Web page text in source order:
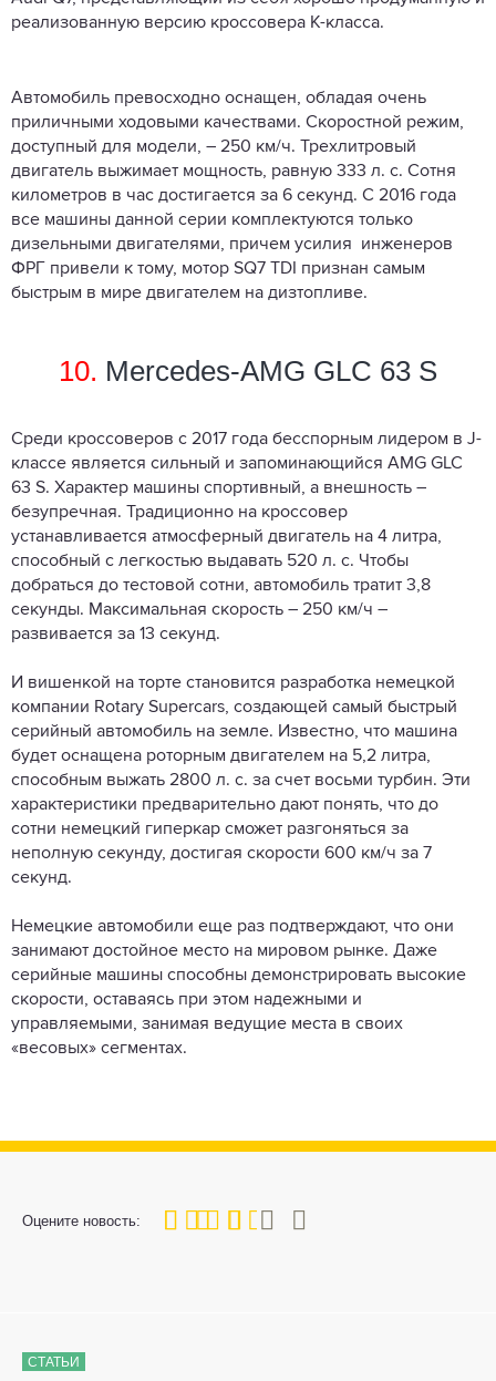
реализованную версию кроссовера К-класса.
Автомобиль превосходно оснащен, обладая очень
приличными ходовыми качествами. Скоростной режим,
доступный для модели, – 250 км/ч. Трехлитровый
двигатель выжимает мощность, равную 333 л. с. Сотня
километров в час достигается за 6 секунд. С 2016 года
все машины данной серии комплектуются только
дизельными двигателями, причем усилия инженеров
ФРГ привели к тому, мотор SQ7 TDI признан самым
быстрым в мире двигателем на дизтопливе.
10. Mercedes-AMG GLC 63 S
Среди кроссоверов с 2017 года бесспорным лидером в J-
классе является сильный и запоминающийся AMG GLC
63 S. Характер машины спортивный, а внешность –
безупречная. Традиционно на кроссовер
устанавливается атмосферный двигатель на 4 литра,
способный с легкостью выдавать 520 л. с. Чтобы
добраться до тестовой сотни, автомобиль тратит 3,8
секунды. Максимальная скорость – 250 км/ч –
развивается за 13 секунд.
И вишенкой на торте становится разработка немецкой
компании Rotary Supercars, создающей самый быстрый
серийный автомобиль на земле. Известно, что машина
будет оснащена роторным двигателем на 5,2 литра,
способным выжать 2800 л. с. за счет восьми турбин. Эти
характеристики предварительно дают понять, что до
сотни немецкий гиперкар сможет разгоняться за
неполную секунду, достигая скорости 600 км/ч за 7
секунд.
Немецкие автомобили еще раз подтверждают, что они
занимают достойное место на мировом рынке. Даже
серийные машины способны демонстрировать высокие
скорости, оставаясь при этом надежными и
управляемыми, занимая ведущие места в своих
«весовых» сегментах.
Оцените новость:
60
1 3 4 5
СТАТЬИ